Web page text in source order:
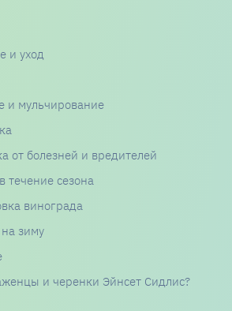
и уход
и мульчирование
от болезней и вредителей
течение сезона
винограда
зиму
и черенки Эйнсет Сидлис?